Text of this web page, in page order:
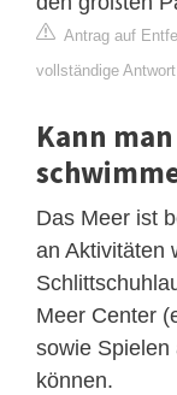
Antrag auf
vollständige
Kann
Das Meer ist
an Aktivitäten
Meer Center
sowie Spielen
können.